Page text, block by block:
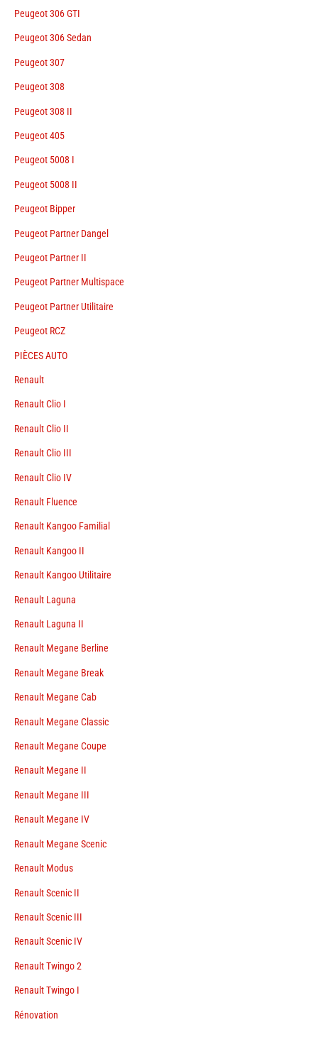
Peugeot 306 GTI
Peugeot 306 Sedan
Peugeot 307
Peugeot 308
Peugeot 308 II
Peugeot 405
Peugeot 5008 I
Peugeot 5008 II
Peugeot Bipper
Peugeot Partner Dangel
Peugeot Partner II
Peugeot Partner Multispace
Peugeot Partner Utilitaire
Peugeot RCZ
PIÈCES AUTO
Renault
Renault Clio I
Renault Clio II
Renault Clio III
Renault Clio IV
Renault Fluence
Renault Kangoo Familial
Renault Kangoo II
Renault Kangoo Utilitaire
Renault Laguna
Renault Laguna II
Renault Megane Berline
Renault Megane Break
Renault Megane Cab
Renault Megane Classic
Renault Megane Coupe
Renault Megane II
Renault Megane III
Renault Megane IV
Renault Megane Scenic
Renault Modus
Renault Scenic II
Renault Scenic III
Renault Scenic IV
Renault Twingo 2
Renault Twingo I
Rénovation